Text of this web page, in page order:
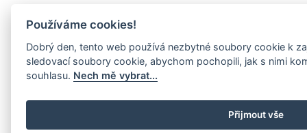
Používáme cookies!
Dobrý den, tento web používá nezbytné soubory cookie k
sledovací soubory cookie, abychom pochopili, jak s nimi
souhlasu. Nech mě vybrat...
Přijmout vše